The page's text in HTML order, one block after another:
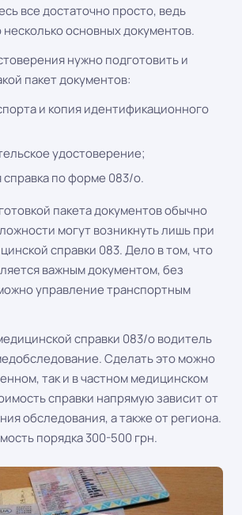
все достаточно просто, ведь
несколько основных документов.
нужно подготовить и
пакет документов:
и копия идентификационного
удостоверение;
по форме 083/о.
пакета документов обычно
могут возникнуть лишь при
справки 083. Дело в том, что
важным документом, без
управление транспортным
справки 083/о водитель
Сделать это можно
так и в частном медицинском
справки напрямую зависит от
обследования, а также от региона.
порядка 300-500 грн.